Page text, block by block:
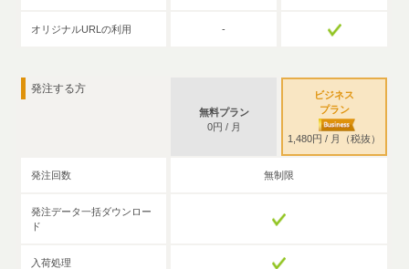
オリジナルURLの利用 -
発注する方
無料プラン
0円 / 月
ビジネス
プラン
1,480円 / 月 （税抜）
発注回数 無制限
発注データ一括ダウンロー
ド
入荷処理